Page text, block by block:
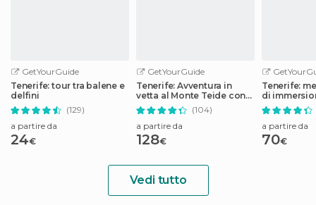
GetYourGuide
Tenerife: tour tra balene e
delfini
(129)
a partire da
24€
GetYourGuide
Tenerife: Avventura in
vetta al Monte Teide con
funivia
(104)
a partire da
128€
Tenerife:
di
Abades
a partire da
70€
Vedi tutto